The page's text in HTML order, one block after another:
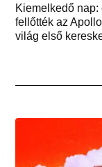
Kiemelkedő
fellőtték az
világ első